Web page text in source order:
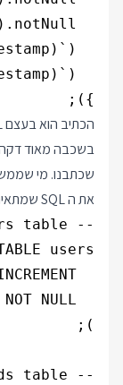
});
את ה SQL שמתאים לה, בדוגמה שלנו זה: